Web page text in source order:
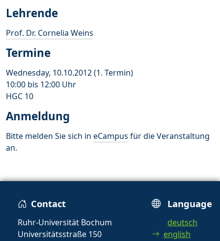
Lehrende
Prof. Dr. Cornelia Weins
Termine
Wednesday, 10.10.2012 (1. Termin)
10:00 bis 12:00 Uhr
HGC 10
Anmeldung
Bitte melden Sie sich in eCampus für die Veranstaltung
an.
Contact
Ruhr-Universität Bochum
Universitätsstraße 150
Language
deutsch
english